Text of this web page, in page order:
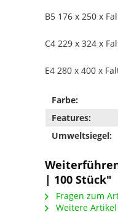
B5 176 x 250 x
C4 229 x 324 x
E4 280 x 400 x
Farbe:
Features:
Umweltsiegel:
| 100 Stück"
Fragen zum
Weitere